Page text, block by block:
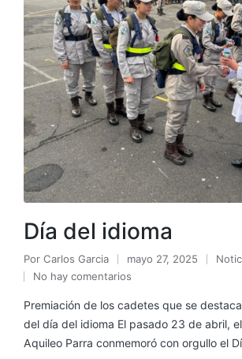
Día del idioma
Por Carlos Garcia mayo 27, 2025
No hay comentarios
Premiación de los cadetes que se
del día del idioma El pasado 23 de abril,
Aquileo Parra conmemoró con orgullo el